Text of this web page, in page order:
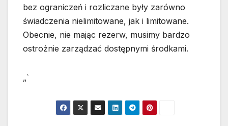
bez ograniczeń i rozliczane były zarówno
świadczenia nielimitowane, jak i limitowane.
Obecnie, nie mając rezerw, musimy bardzo
ostrożnie zarządzać dostępnymi środkami.
„`